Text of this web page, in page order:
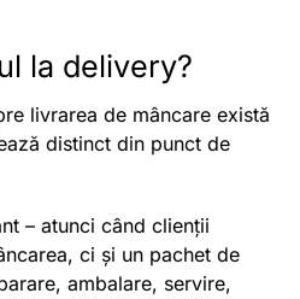
la delivery?
livrarea de mâncare există
distinct din punct de
– atunci când clienții
ci și un pachet de
ambalare, servire,